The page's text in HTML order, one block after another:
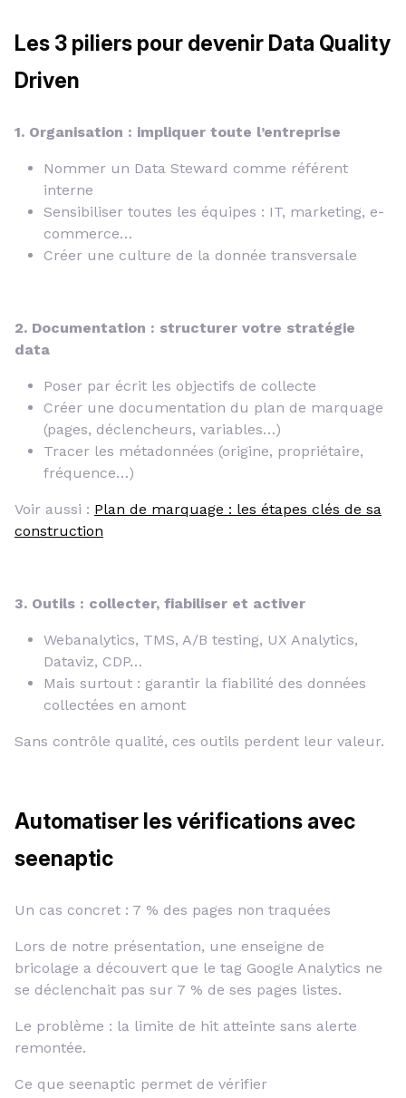
Les 3 piliers pour devenir Data Quality
Driven
1. Organisation : impliquer toute l’entreprise
Nommer un Data Steward comme référent
interne
Sensibiliser toutes les équipes : IT, marketing, e-
commerce…
Créer une culture de la donnée transversale
2. Documentation : structurer votre stratégie
data
Poser par écrit les objectifs de collecte
Créer une documentation du plan de marquage
(pages, déclencheurs, variables…)
Tracer les métadonnées (origine, propriétaire,
fréquence…)
Voir aussi : Plan de marquage : les étapes clés de sa
construction
3. Outils : collecter, fiabiliser et activer
Webanalytics, TMS, A/B testing, UX Analytics,
Dataviz, CDP…
Mais surtout : garantir la fiabilité des données
collectées en amont
Sans contrôle qualité, ces outils perdent leur valeur.
Automatiser les vérifications avec
seenaptic
Un cas concret : 7 % des pages non traquées
Lors de notre présentation, une enseigne de
bricolage a découvert que le tag Google Analytics ne
se déclenchait pas sur 7 % de ses pages listes.
Le problème : la limite de hit atteinte sans alerte
remontée.
Ce que seenaptic permet de vérifier